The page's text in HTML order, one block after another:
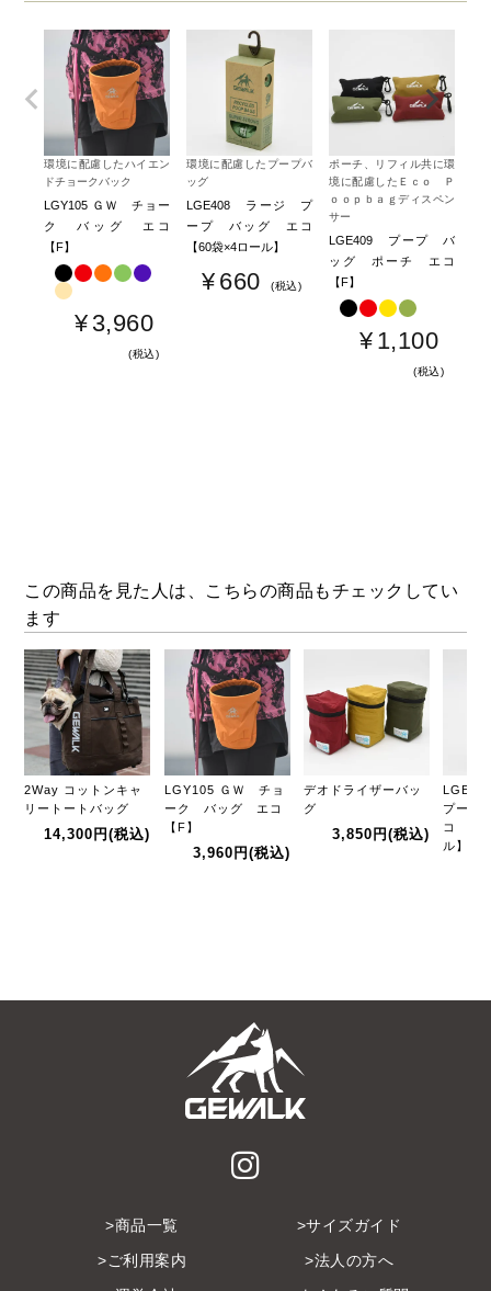
環境に配慮したハイエン
ドチョークバック
LGY105 ＧＷ チョー
ク バッグ エコ
【F】
¥ 3,960
税込
環境に配慮したプープバ
ッグ
LGE408 ラージ プ
ープ バッグ エコ
【60袋×4ロール】
¥ 660 税込
ポーチ、リフィル共に環
境に配慮したＥｃｏ Ｐ
ｏｏｐｂａｇディスペン
サー
LGE409 プープ バ
ッグ ポーチ エコ
【F】
¥ 1,100
税込
この商品を見た人は、こちらの商品もチェックしてい
ます
2Way コットンキャ
リートートバッグ
14,300円(税込)
LGY105 ＧＷ チョ
ーク バッグ エコ
【F】
3,960円 (税込)
デオドライザーバッ
グ
3,850円 (税込)
プー
コ 【
ル】
商品一覧
サイズガイド
ご利用案内
法人の方へ